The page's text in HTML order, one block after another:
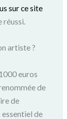
sur ce site
réussi.
artiste ?
euros
de
de
essentiel de